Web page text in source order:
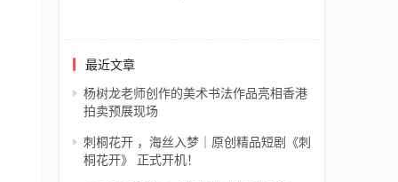
最近文章
杨树龙老师创作的美术书法作品亮相香港
拍卖预展现场
刺桐花开 ，海丝入梦｜原创精品短剧《刺
桐花开》 正式开机！